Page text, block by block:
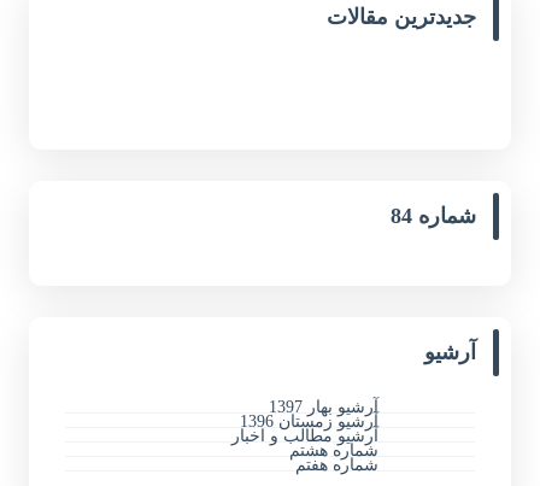
جدیدترین مقالات
شماره 84
آرشیو
آرشیو بهار 1397
آرشیو زمستان 1396
آرشیو مطالب و اخبار
شماره هشتم
شماره هفتم